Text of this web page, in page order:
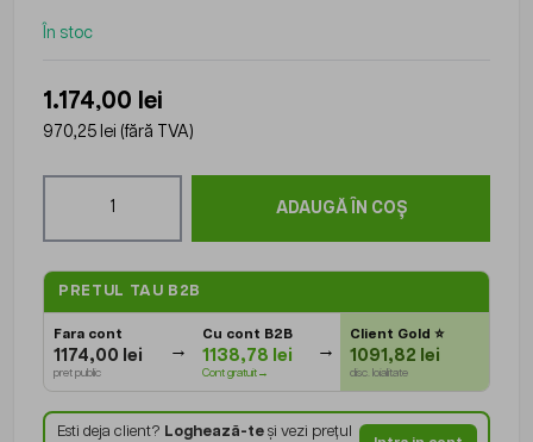
În stoc
1.174,00 lei
970,25 lei (fără TVA)
ADAUGĂ ÎN COȘ
PRETUL TAU B2B
Fara cont
1174,00 lei
pret public
Cu cont B2B
1138,78 lei
Cont gratuit→
Client Gold⭐
1091,82 lei
disc. loialitate
Esti deja client? Loghează-teși vezi prețul